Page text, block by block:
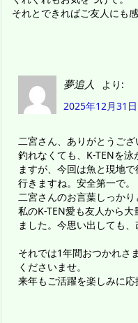
それとできればご友人にも
夢追人
より:
2025年12月31
二宮さん、ありがとうござ
釣れなくても、K-TENを
ますが、今回は魚と現地
行きますね。安全第一で。
二宮さんのお言葉しっかり
私のK-TEN愛も友人から大
ました。今思い出しても、
それでは1年間おつかれさ
くださいませ。
来年もご活躍を楽しみに応